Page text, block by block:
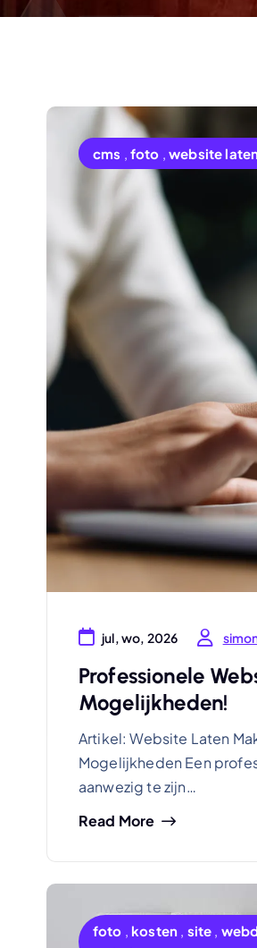
cms , foto ,website
jul, wo, 2026
Professionele
Mogelijkheden!
Artikel: Website Laten
Mogelijkheden Een
aanwezig te zijn…
Read More
foto kosten site